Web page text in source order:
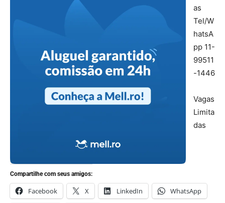
as
Tel/W
hatsA
pp 11-
99511
-1446
Vagas
Limita
das
Compartilhe com seus amigos:
Facebook X LinkedIn WhatsApp